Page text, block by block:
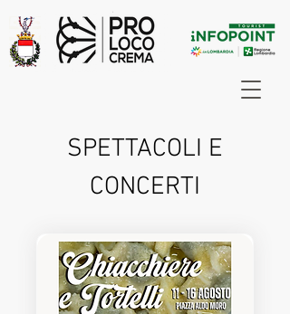
SPETTACOLI E
CONCERTI